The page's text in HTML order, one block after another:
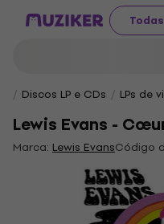
Discos LP e CDs LPs de
Lewis Evans -
Marca: Lewis EvansCódigo